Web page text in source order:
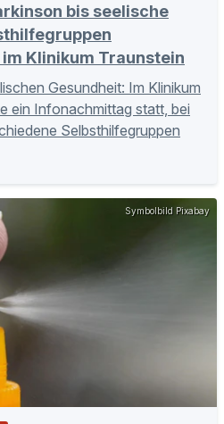
bis seelische
Klinikum Traunstein
Gesundheit: Im Klinikum
ein Infonachmittag statt, bei
Selbsthilfegruppen
Symbolbild Pixabay